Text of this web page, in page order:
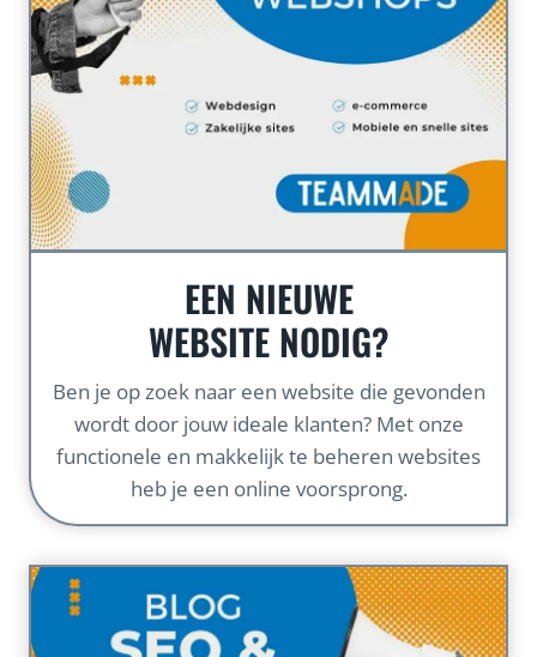
EEN NIEUWE
WEBSITE NODIG?
Ben je op zoek naar een website die gevonden
wordt door jouw ideale klanten? Met onze
functionele en makkelijk te beheren websites
heb je een online voorsprong.